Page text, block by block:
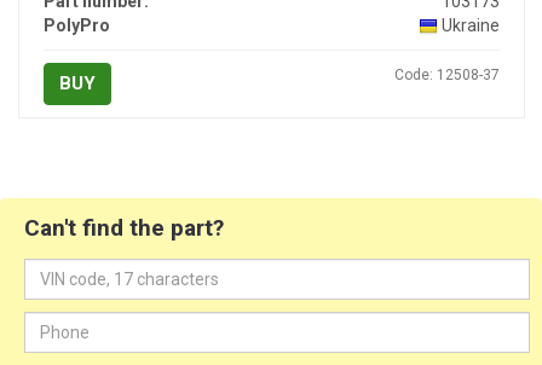
PolyPro
Ukraine
BUY Code: 12508-37
Can't find the part?